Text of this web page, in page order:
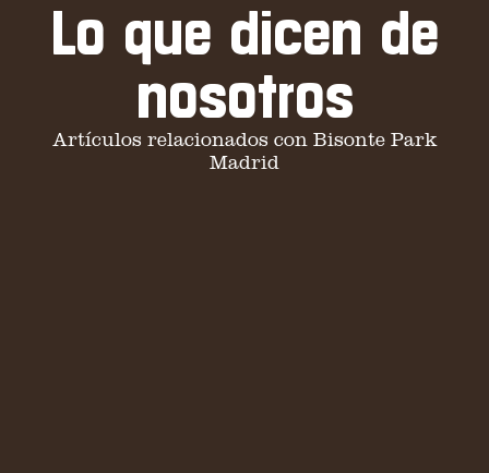
Lo que dicen de
nosotros
Artículos relacionados con Bisonte Park
Madrid